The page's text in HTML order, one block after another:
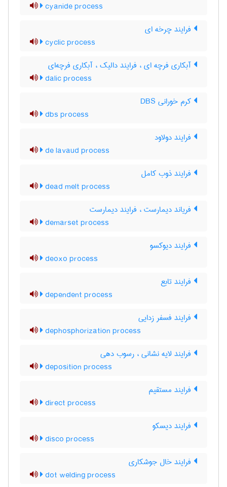
cyanide process
فرایند چرخه ای
cyclic process
آبکاری فرچه ای ، فرایند دالیک ، آبکاری فرچه‌ای
dalic process
کرم خورانی DBS
dbs process
فرایند دولاود
de lavaud process
فرایند ذوب کامل
dead melt process
فریاند دیمارست ، فرایند دیمارست
demarset process
فرایند دیوکسو
deoxo process
فرایند تابع
dependent process
فرایند فسفر زدایی
dephosphorization process
فرایند لایه نشانی ، رسوب دهی
deposition process
فرایند مستقیم
direct process
فرایند دیسکو
disco process
فرایند خال جوشکاری
dot welding process